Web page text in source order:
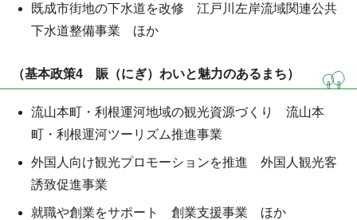
既成市街地の下水道を改修 江戸川左岸流域関連公共
下水道整備事業 ほか
（基本政策4 賑（にぎ）わいと魅力のあるまち）
流山本町・利根運河地域の観光資源づくり 流山本
町・利根運河ツーリズム推進事業
外国人向け観光プロモーションを推進 外国人観光客
誘致促進事業
就職や創業をサポート 創業支援事業 ほか